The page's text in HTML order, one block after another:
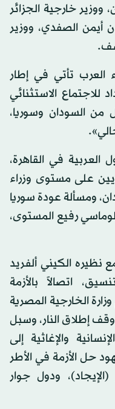
خارجية الجزائر
أيمن الصفدي، ووزير
العرب تأتي في إطار
للاجتماع الاستثنائي
من السودان وسوريا،
العربية في القاهرة،
على مستوى وزراء
ومسألة عودة سوريا
رفيع المستوى،
نظيره الكيني ألفريد
اتصالاً بالأزمة
الخارجية المصرية
إطلاق النار، وسبل
والإغاثية إلى
حل الأزمة في الأطر
ودول جوار